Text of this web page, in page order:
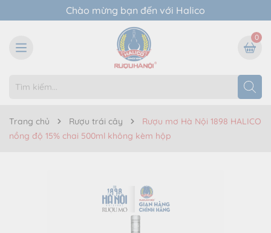
Chào mừng bạn đến với Halico
0
Trang chủ Rượu trái cây
Rượu mơ Hà Nội 1898 HALICO
nồng độ 15% chai 500ml không kèm hộp